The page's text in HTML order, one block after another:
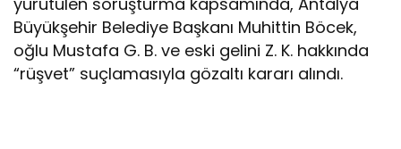
Büyükşehir Belediye Başkanı Muhittin Böcek,
oğlu Mustafa G. B. ve eski gelini Z. K. hakkında
“rüşvet” suçlamasıyla gözaltı kararı alındı.